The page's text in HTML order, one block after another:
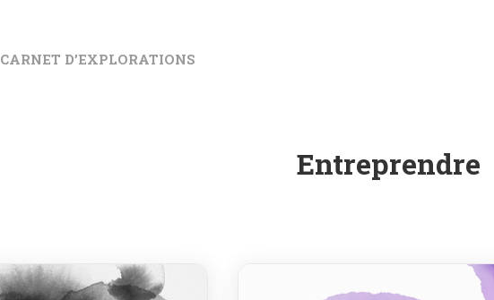
CARNET D’EXPLORATIONS
Entreprendre